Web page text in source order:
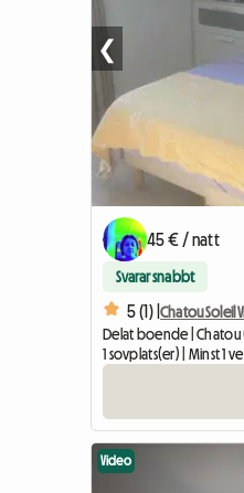
❮
45 € / natt
Svarar snabbt
5 (1) |Chatou Soleil
Delat boende | Chatou
1 sovplats(er) | Minst 1
Video